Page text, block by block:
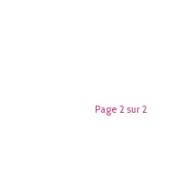
Page 2 sur 2